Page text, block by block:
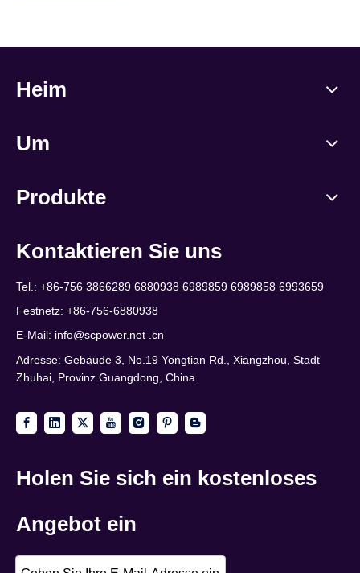
Heim
Um
Produkte
Kontaktieren Sie uns
Tel.: +86-756 3866289 6880938 6989859 6989858 6993659
Festnetz: +86-756-6880938
E-Mail: info@scpower.net .cn
Adresse: Gebäude 3, No.19 Yongtian Rd., Xiangzhou, Stadt
Zhuhai, Provinz Guangdong, China
Holen Sie sich ein kostenloses
Angebot ein